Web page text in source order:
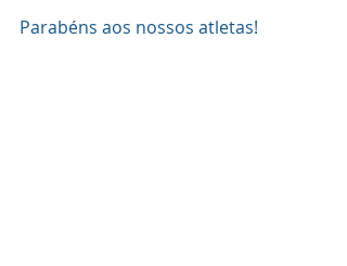
Parabéns aos nossos atletas!